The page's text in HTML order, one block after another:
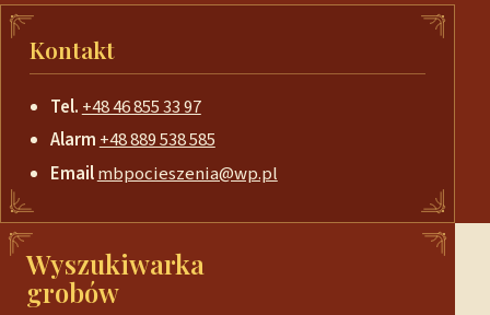
Kontakt
Tel. +48 46 855 33 97
Alarm+48 889 538 585
Emailmbpocieszenia@wp.pl
Wyszukiwarka
grobów